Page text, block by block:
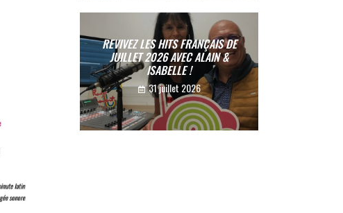
REVIVEZ LES HITS FRANÇAIS DE
JUILLET 2026 AVEC ALAIN &
ISABELLE !
31 juillet 2026